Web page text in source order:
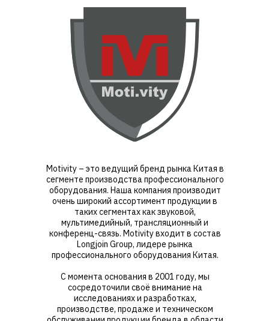
Motivity – это ведущий бренд рынка Китая в
сегменте производства профессионального
оборудования. Наша компания производит
очень широкий ассортимент продукции в
таких сегментах как звуковой,
мультимедийный, трансляционный и
конференц-связь. Motivity входит в состав
Longjoin Group, лидере рынка
профессионального оборудования Китая.
С момента основания в 2001 году, мы
сосредоточили своё внимание на
исследованиях и разработках,
производстве, продаже и техническом